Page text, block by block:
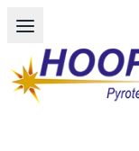
Open main menu